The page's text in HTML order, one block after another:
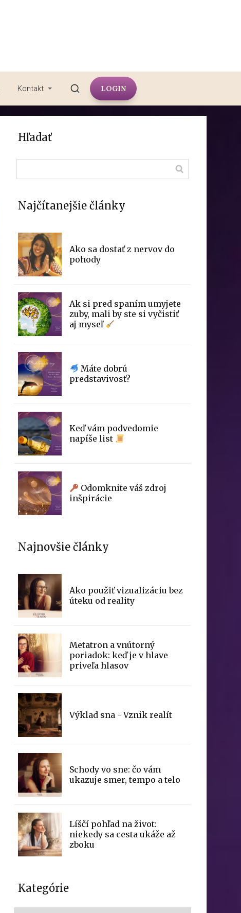
Kontakt LOGIN
Hľadať
Najčítanejšie články
Ako sa dostať z nervov do
pohody
Ak si pred spaním umyjete
zuby, mali by ste si vyčistiť
aj myseľ
Máte dobrú
predstavivosť?
Keď vám podvedomie
napíše list
Odomknite váš zdroj
inšpirácie
Najnovšie články
Ako použiť vizualizáciu bez
úteku od reality
Metatron a vnútorný
poriadok: keď je v hlave
priveľa hlasov
Výklad sna - Vznik realít
Schody vo sne: čo vám
ukazuje smer, tempo a telo
Líščí pohľad na život:
niekedy sa cesta ukáže až
zboku
Kategórie